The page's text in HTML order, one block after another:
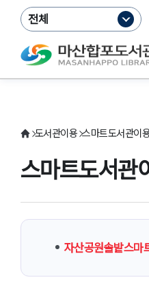
전체
도서관이용 스마트도서관이
스마트도서관
자산공원솔밭스마